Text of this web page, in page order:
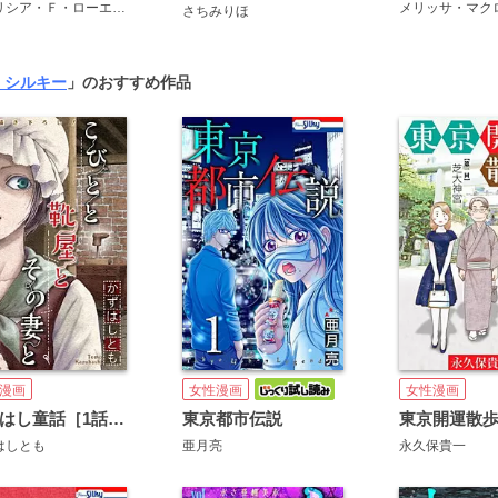
パトリシア・Ｆ・ローエル さちみりほさちみりほ
シルキー 」のおすすめ作品
画
かずはし童話［1話売り］
しとも
女性漫画
東京都市伝説
亜月亮
女性漫画
永久保貴一